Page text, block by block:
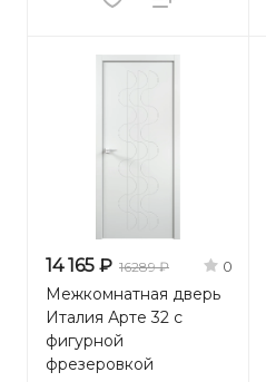
14 165 ₽ 16289 ₽ 0
Межкомнатная дверь
Италия Арте 32 с
фигурной
фрезеровкой